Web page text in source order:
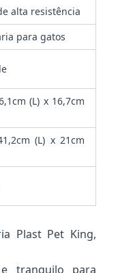
alta resistência
para gatos
(L) x 16,7cm
(L) x 21cm
Plast Pet King,
tranquilo para